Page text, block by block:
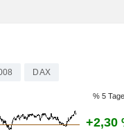
DAX
% 5 Tage
+2,30